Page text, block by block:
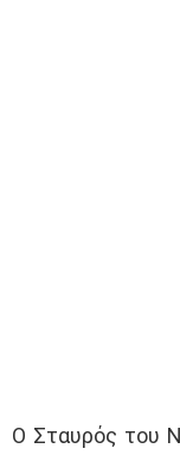
Ο Σταυρός του